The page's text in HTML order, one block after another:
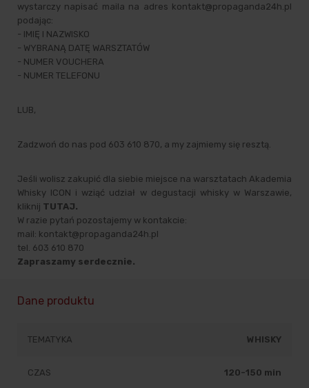
wystarczy napisać maila na adres kontakt@propaganda24h.pl
podając:
- IMIĘ I NAZWISKO
- WYBRANĄ DATĘ WARSZTATÓW
- NUMER VOUCHERA
- NUMER TELEFONU
LUB,
Zadzwoń do nas pod 603 610 870, a my zajmiemy się resztą.
Jeśli wolisz zakupić dla siebie miejsce na warsztatach Akademia
Whisky ICON i wziąć udział w degustacji whisky w Warszawie,
kliknij TUTAJ.
W razie pytań pozostajemy w kontakcie:
mail: kontakt@propaganda24h.pl
tel. 603 610 870
Zapraszamy serdecznie.
Dane produktu
TEMATYKA WHISKY
CZAS 120-150 min